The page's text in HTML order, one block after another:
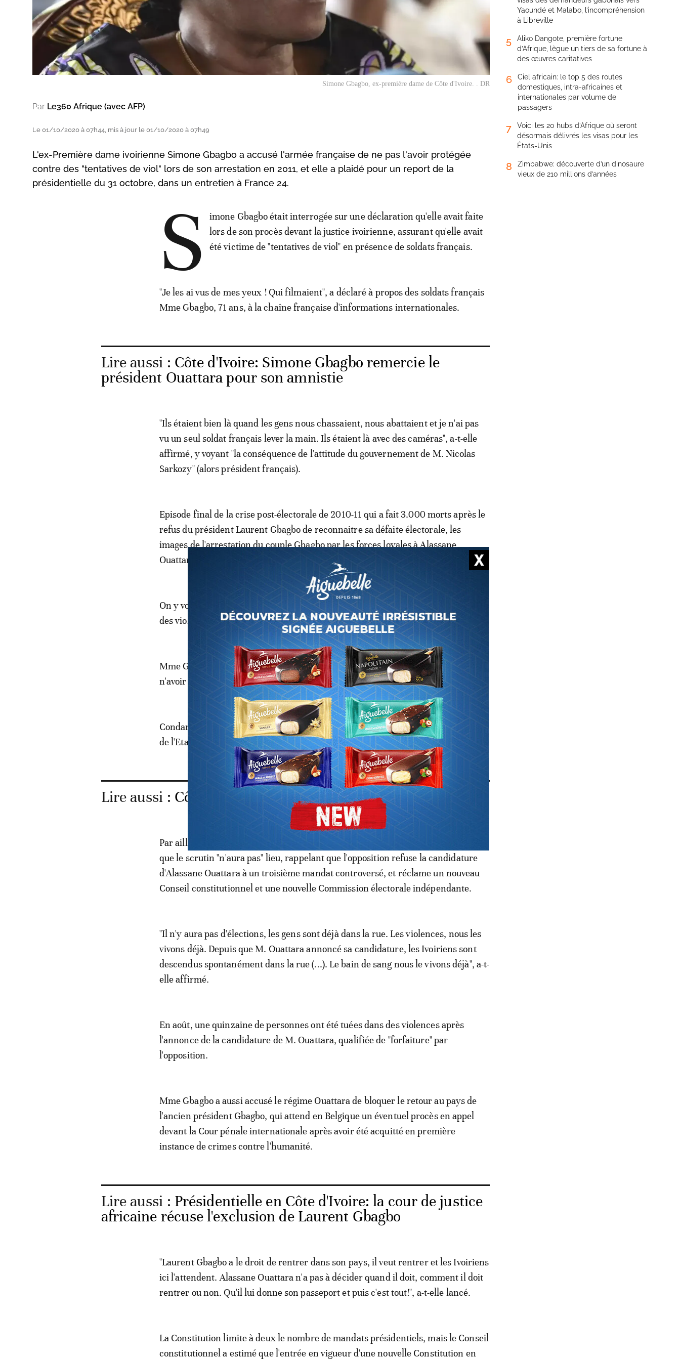
Simone Gbagbo, ex-première dame de Côte d'Ivoire. . DR
Par Le360 Afrique (avec AFP)
Le 01/10/2020 à 07h44, mis à jour le 01/10/2020 à 07h49
L'ex-Première dame ivoirienne Simone Gbagbo a accusé l'armée française de ne pas l'avoir protégée
contre des "tentatives de viol" lors de son arrestation en 2011, et elle a plaidé pour un report de la
présidentielle du 31 octobre, dans un entretien à France 24.
S
imone Gbagbo était interrogée sur une déclaration qu'elle avait faite
lors de son procès devant la justice ivoirienne, assurant qu'elle avait
été victime de "tentatives de viol" en présence de soldats français.
"Je les ai vus de mes yeux ! Qui filmaient", a déclaré à propos des soldats français
Mme Gbagbo, 71 ans, à la chaîne française d'informations internationales.
Lire aussi : Côte d'Ivoire: Simone Gbagbo remercie le
président Ouattara pour son amnistie
"Ils étaient bien là quand les gens nous chassaient, nous abattaient et je n'ai pas
vu un seul soldat français lever la main. Ils étaient là avec des caméras", a-t-elle
affirmé, y voyant "la conséquence de l'attitude du gouvernement de M. Nicolas
Sarkozy" (alors président français).
Episode final de la crise post-électorale de 2010-11 qui a fait 3.000 morts après le
refus du président Laurent Gbagbo de reconnaitre sa défaite électorale, les
images de l'arrestation du couple Gbagbo par les forces loyales à Alassane
Ouattara avaient fait le tour du monde en 2011.
On y voyait Simone Gbagbo bousculée par des soldats. D'autres images montrent
des violences faites à Michel Gbagbo, le fils de M. Gbagbo.
Mme Gbagbo avait déjà, lors d'un de ses procès, accusé l'armée française de
n'avoir rien fait pour la protéger.
Condamnée par la justice ivoirienne à 20 ans de prison pour atteinte à la sureté
de l'Etat, elle a bénéficie d'une amnistie en 2018, à l'instar de 800 personnes.
Lire aussi : Côte d'Ivoire: Simone Gbagbo est libre
Par ailleurs, évoquant la présidentielle du 31 octobre 2020, Mme Gbagbo a estimé
que le scrutin "n'aura pas" lieu, rappelant que l'opposition refuse la candidature
d'Alassane Ouattara à un troisième mandat controversé, et réclame un nouveau
Conseil constitutionnel et une nouvelle Commission électorale indépendante.
"Il n'y aura pas d'élections, les gens sont déjà dans la rue. Les violences, nous les
vivons déjà. Depuis que M. Ouattara annoncé sa candidature, les Ivoiriens sont
descendus spontanément dans la rue (...). Le bain de sang nous le vivons déjà", a-t-
elle affirmé.
En août, une quinzaine de personnes ont été tuées dans des violences après
l'annonce de la candidature de M. Ouattara, qualifiée de "forfaiture" par
l'opposition.
Mme Gbagbo a aussi accusé le régime Ouattara de bloquer le retour au pays de
l'ancien président Gbagbo, qui attend en Belgique un éventuel procès en appel
devant la Cour pénale internationale après avoir été acquitté en première
instance de crimes contre l'humanité.
Lire aussi : Présidentielle en Côte d'Ivoire: la cour de justice
africaine récuse l'exclusion de Laurent Gbagbo
"Laurent Gbagbo a le droit de rentrer dans son pays, il veut rentrer et les Ivoiriens
ici l'attendent. Alassane Ouattara n'a pas à décider quand il doit, comment il doit
rentrer ou non. Qu'il lui donne son passeport et puis c'est tout!", a-t-elle lancé.
La Constitution limite à deux le nombre de mandats présidentiels, mais le Conseil
constitutionnel a estimé que l'entrée en vigueur d'une nouvelle Constitution en
Yaoundé et Malabo, l’incompréhension
à Libreville
5
Aliko Dangote, première fortune
d’Afrique, lègue un tiers de sa fortune à
des œuvres caritatives
6
Ciel africain: le top 5 des routes
domestiques, intra-africaines et
internationales par volume de
passagers
7
Voici les 20 hubs d’Afrique où seront
désormais délivrés les visas pour les
États-Unis
8
Zimbabwe: découverte d’un dinosaure
vieux de 210 millions d’années